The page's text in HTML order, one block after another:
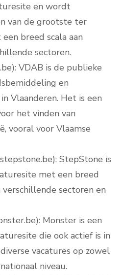
en wordt
van de grootste ter
breed scala aan
sectoren.
VDAB is de publieke
en
Vlaanderen. Het is een
het vinden van
vooral voor Vlaamse
StepStone is
met een breed
verschillende sectoren en
Monster is een
die ook actief is in
vacatures op zowel
niveau.